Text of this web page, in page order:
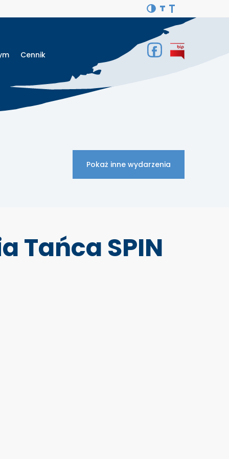
Cennik
Pokaż inne wydarzenia
Tańca SPIN